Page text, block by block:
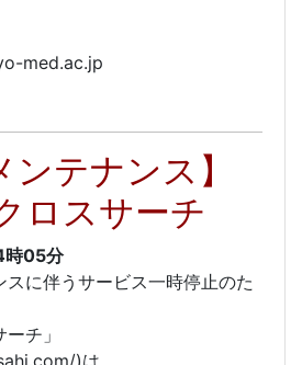
med.ac.jp
テナンス】
ロスサーチ
時05分
スに伴うサービス一時停止のた
チ」